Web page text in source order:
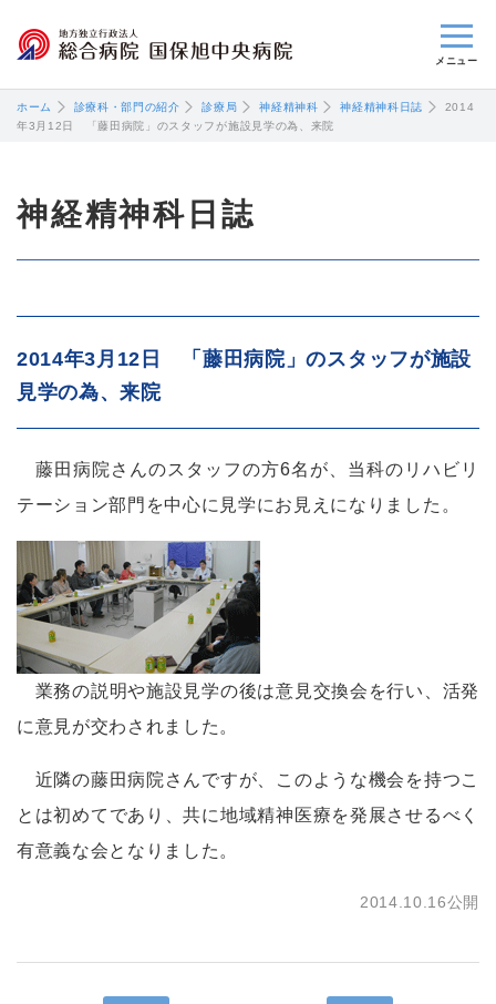
ホーム 診療科・部門の紹介 診療局 神経精神科 神経精神科日誌
2014
年3月12日 「藤田病院」のスタッフが施設見学の為、来院
神経精神科日誌
2014年3月12日 「藤田病院」のスタッフが施設
見学の為、来院
藤田病院さんのスタッフの方6名が、当科のリハビリ
テーション部門を中心に見学にお見えになりました。
業務の説明や施設見学の後は意見交換会を行い、活発
に意見が交わされました。
近隣の藤田病院さんですが、このような機会を持つこ
とは初めてであり、共に地域精神医療を発展させるべく
有意義な会となりました。
2014.10.16公開